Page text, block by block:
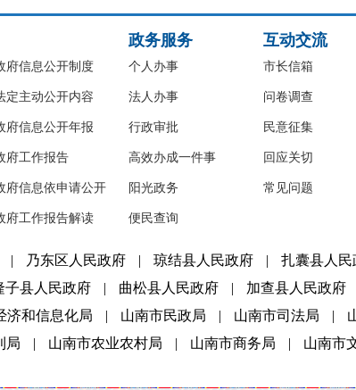
府信息公开制度
定主动公开内容
府信息公开年报
府工作报告
府信息依申请公开
府工作报告解读
政务服务
个人办事
法人办事
行政审批
高效办成一件事
阳光政务
便民查询
互动交流
市长信箱
问卷调查
民意征集
回应关切
常见问题
| 乃东区人民政府 | 琼结县人民政府 | 扎囊县人民
子县人民政府 | 曲松县人民政府 | 加查县人民政府
济和信息化局 | 山南市民政局 | 山南市司法局 |
局 | 山南市农业农村局 | 山南市商务局 | 山南市